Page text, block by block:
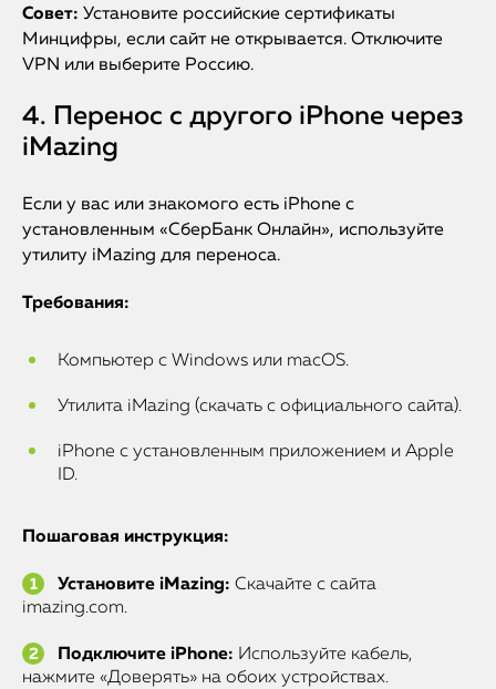
Совет: Установите российские сертификаты
Минцифры, если сайт не открывается. Отключите
VPN или выберите Россию.
4. Перенос с другого iPhone через
iMazing
Если у вас или знакомого есть iPhone с
установленным «СберБанк Онлайн», используйте
утилиту iMazing для переноса.
Требования:
Компьютер с Windows или macOS.
Утилита iMazing (скачать с официального сайта).
iPhone с установленным приложением и Apple
ID.
Пошаговая инструкция:
Установите iMazing: Скачайте с сайта
imazing.com.
Подключите iPhone: Используйте кабель,
нажмите «Доверять» на обоих устройствах.